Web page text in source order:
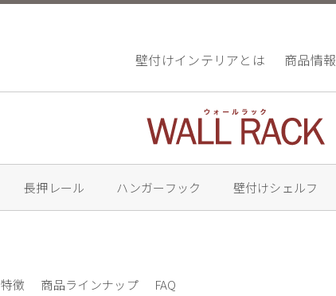
壁付けインテリアとは 商品情報
長押レール ハンガーフック 壁付けシェルフ
特徴 商品ラインナップ FAQ